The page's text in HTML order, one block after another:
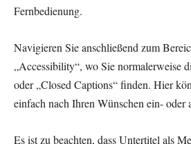
Fernbedienung.
Navigieren Sie anschließend zum
„Accessibility“, wo Sie normalerweise
oder „Closed Captions“ finden. Hier
einfach nach Ihren Wünschen ein- oder
Es ist zu beachten, dass Untertitel als